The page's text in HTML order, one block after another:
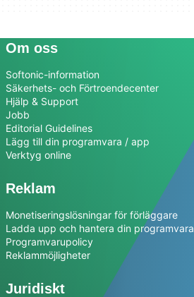
Om oss
Softonic-information
Säkerhets- och Förtroendecenter
Hjälp & Support
Jobb
Editorial Guidelines
Lägg till din programvara / app
Verktyg online
Reklam
Monetiseringslösningar för förläggare
Ladda upp och hantera din programvara
Programvarupolicy
Reklammöjligheter
Juridiskt